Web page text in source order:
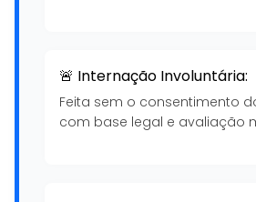
🚨 Internação Involuntária:
Feita sem o consentimento
com base legal e avaliação